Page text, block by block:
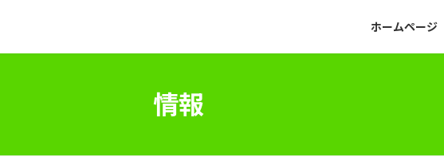
ホームページ
情報